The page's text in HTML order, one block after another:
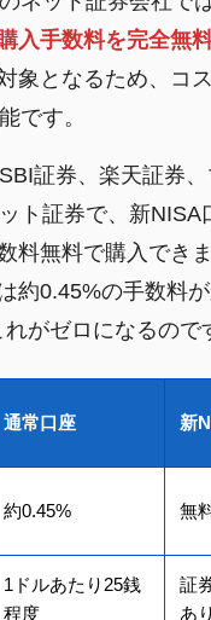
入手数料を完全無
象となるため、コ
です。
証券、楽天証券
ト証券で、新NISA
料無料で購入でき
約0.45%の手数料が
がゼロになるので
通常口座 新
約0.45% 無
1ドルあたり25銭
程度
証
あり